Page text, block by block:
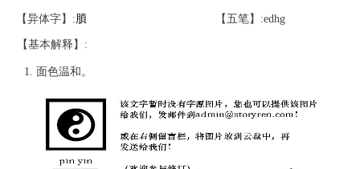
【异体字】:䐓 【五笔】:edhg
【基本解释】:
面色温和。